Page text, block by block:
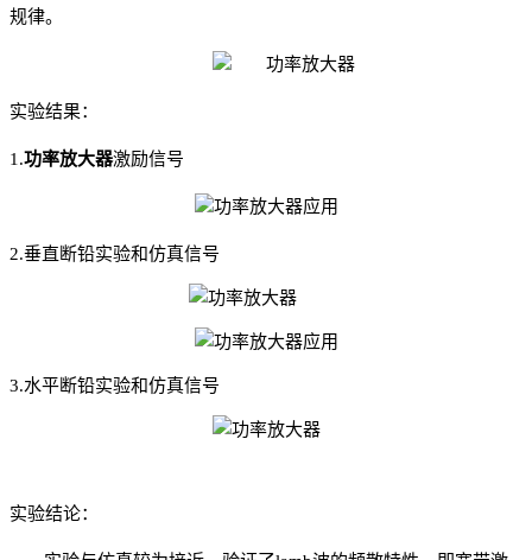
规律。
实验结果：
1.功率放大器激励信号
2.垂直断铅实验和仿真信号
3.水平断铅实验和仿真信号
实验结论：